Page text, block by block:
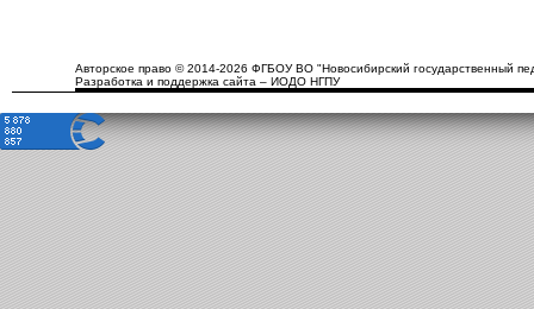
Авторское право © 2014-2026 ФГБОУ ВО "Новосибирский государственный
Разработка и поддержка сайта – ИОДО НГПУ